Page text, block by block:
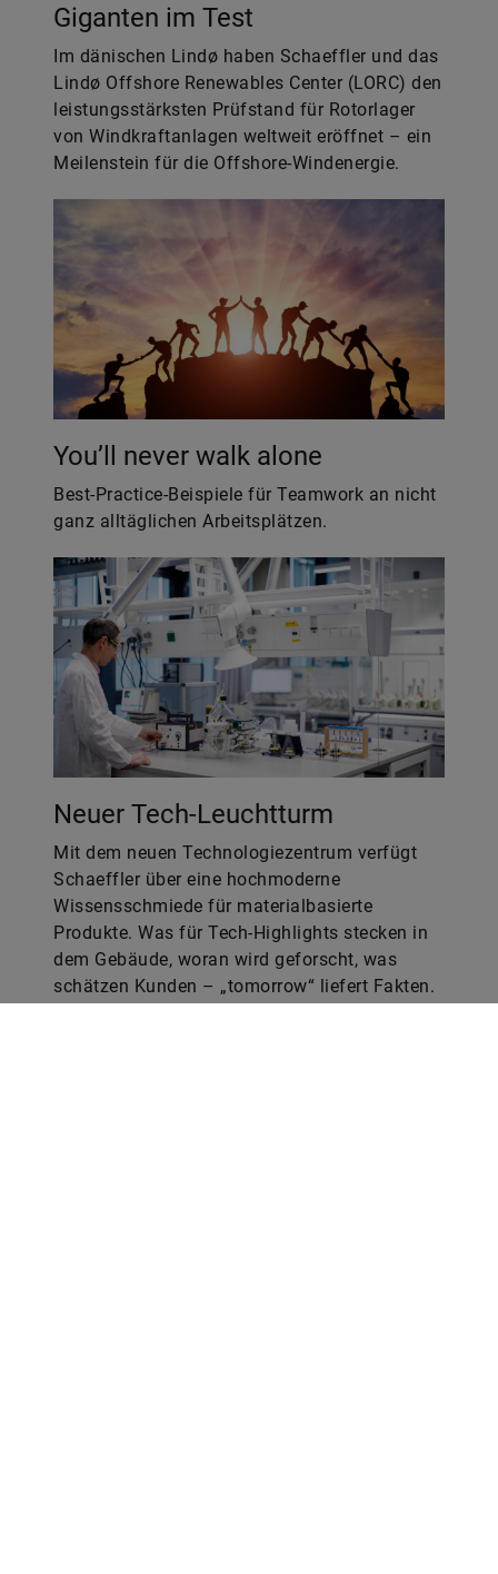
Giganten im Test
Im dänischen Lindø haben Schaeffler und das
Lindø Offshore Renewables Center (LORC) den
leistungsstärksten Prüfstand für Rotorlager
von Windkraftanlagen weltweit eröffnet – ein
Meilenstein für die Offshore-Windenergie.
You’ll never walk alone
Best-Practice-Beispiele für Teamwork an nicht
ganz alltäglichen Arbeitsplätzen.
Neuer Tech-Leuchtturm
Mit dem neuen Technologiezentrum verfügt
Schaeffler über eine hochmoderne
Wissensschmiede für materialbasierte
Produkte. Was für Tech-Highlights stecken in
dem Gebäude, woran wird geforscht, was
schätzen Kunden – „tomorrow“ liefert Fakten.